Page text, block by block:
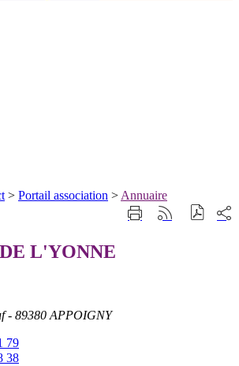
> Portail association > Annuaire
ImprimerGénérer
sur
L'YONNE
- 89380 APPOIGNY
79
38